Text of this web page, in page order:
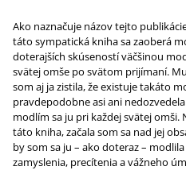
Ako naznačuje názov tejto
táto sympatická kniha sa zaoberá
doterajších skúseností väčšinou
svätej omše po svätom prijímaní.
som aj ja zistila, že existuje takáto
pravdepodobne asi ani
modlím sa ju pri každej svätej omši.
táto kniha, začala som sa nad jej
by som sa ju – ako doteraz –
zamyslenia, precítenia a vážneho